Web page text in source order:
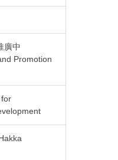
廣中
Promotion